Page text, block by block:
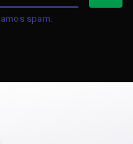
spam.